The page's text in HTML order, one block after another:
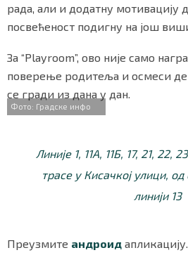
рада, али и додатну мотивацију
посвећеност подигну на још
За “Playroom”, ово није само
поверење родитеља и осмеси
се гради из дана у дан.
Фото: Градске инфо
Линије 1, 11А, 11Б, 17, 21, 22,
трасе у Кисачкој улици,
линији 13
Преузмите андроид апликацију.
Маркетинг|Услови